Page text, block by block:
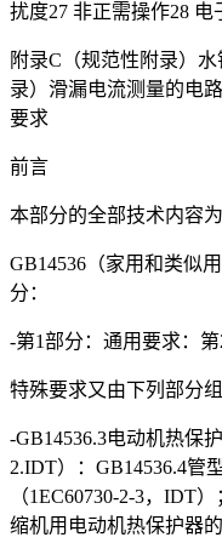
扰度27 非正需操作28 电
附录C（规范性附录）
录）滑漏电流测量的电
要求
前言
本部分的全部技术内容
GB14536（家用和类似
分：
-第1部分：通用要求：
特殊要求又由下列部分组
-GB14536.3电动机热保
2.IDT）：GB14536.4管
（1EC60730-2-3，IDT
缩机用电动机热保护器